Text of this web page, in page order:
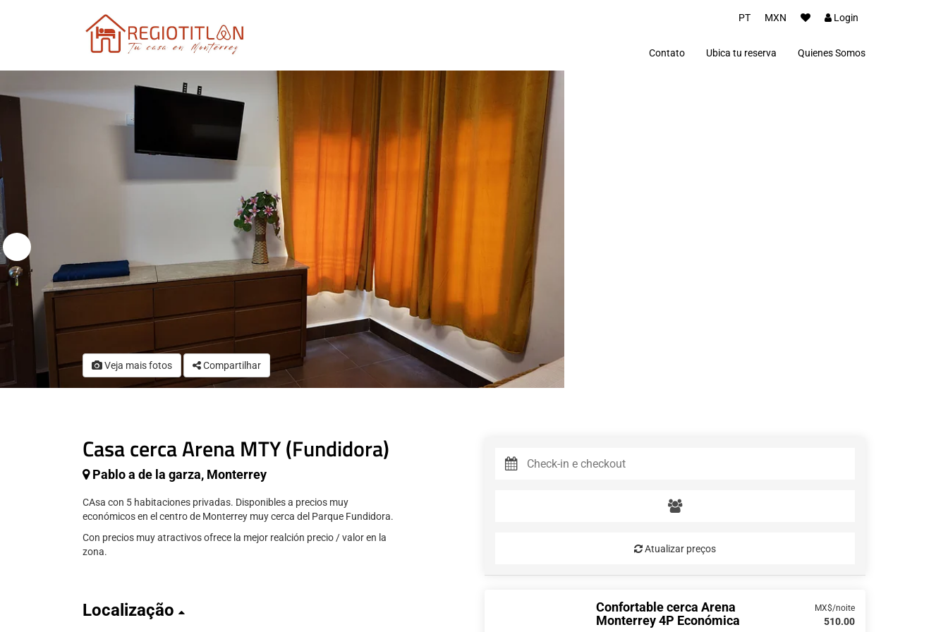
PT MXN Login
Contato Ubica tu reserva Quienes Somos
Veja mais fotos Compartilhar
Casa cerca Arena MTY (Fundidora)
Pablo a de la garza, Monterrey
CAsa con 5 habitaciones privadas. Disponibles a precios muy
económicos en el centro de Monterrey muy cerca del Parque Fundidora.
Con precios muy atractivos ofrece la mejor realción precio / valor en la
zona.
Localização
Atualizar preços
Confortable cerca Arena
Monterrey 4P Económica
MX$/noite
510.00